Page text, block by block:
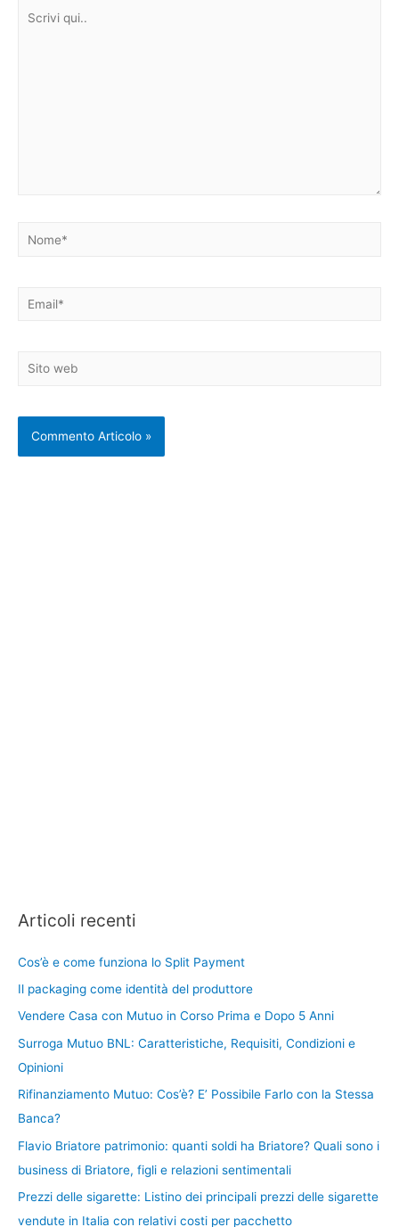
Nome*
Email*
Sito
Articoli recenti
Cos’è e come funziona lo Split Payment
Il packaging come identità del produttore
Vendere Casa con Mutuo in Corso Prima e Dopo 5 Anni
Surroga Mutuo BNL: Caratteristiche, Requisiti, Condizioni e
Opinioni
Rifinanziamento Mutuo: Cos’è? E’ Possibile Farlo con la Stessa
Banca?
Flavio Briatore patrimonio: quanti soldi ha Briatore? Quali sono i
business di Briatore, figli e relazioni sentimentali
Prezzi delle sigarette: Listino dei principali prezzi delle sigarette
vendute in Italia con relativi costi per pacchetto